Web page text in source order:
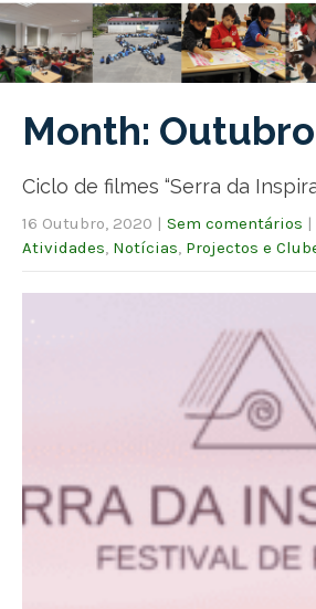
Month:
Ciclo de filmes “Serra da
16 Outubro, 2020 | Sem comentários
Atividades Notícias Projectos e